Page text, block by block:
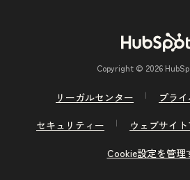
Copyright © 2026
リーガルセンター
プラ
セキュリティー
ウェブサイ
Cookie設定を管理